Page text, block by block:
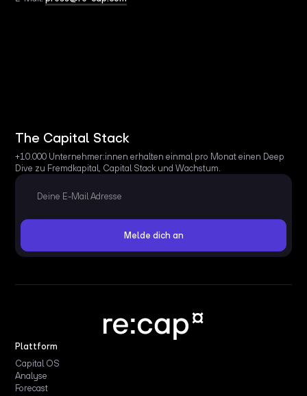
The Capital Stack
+10.000 Unternehmer:innen erhalten einmal pro Monat einen Deep
Dive zu Fremdkapital, Capital Stack und Wachstum.
Plattform
Capital OS
Analyse
Forecast